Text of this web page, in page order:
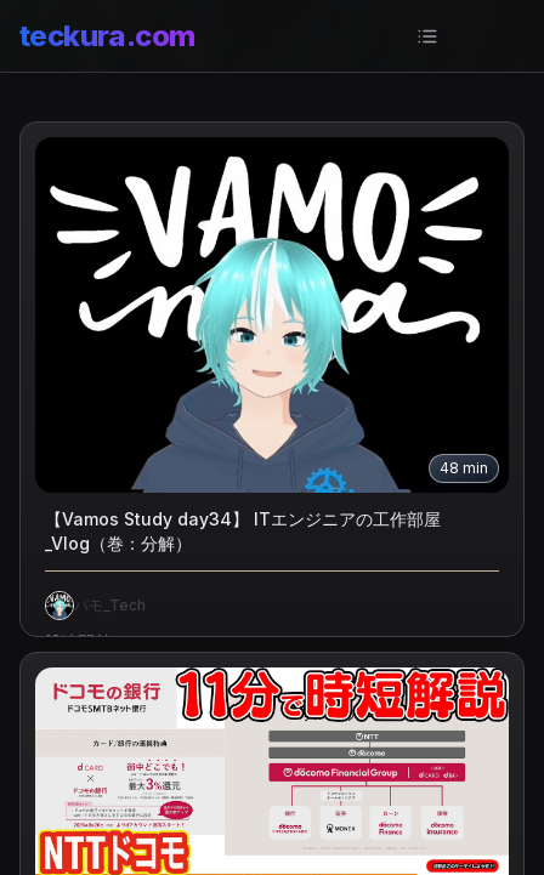
teckura.com
新着
48 min
【Vamos Study day34】 ITエンジニアの工作部屋
_Vlog（巻：分解）
バモ_Tech
12時間前